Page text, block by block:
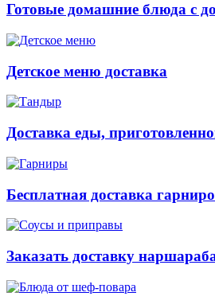
Готовые домашние блюда с
Детское меню доставка
Доставка еды,
Бесплатная доставка
Заказать доставку